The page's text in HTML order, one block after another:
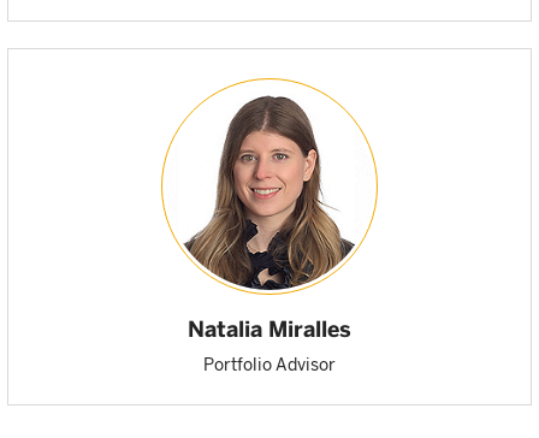
Natalia Miralles
Portfolio Advisor